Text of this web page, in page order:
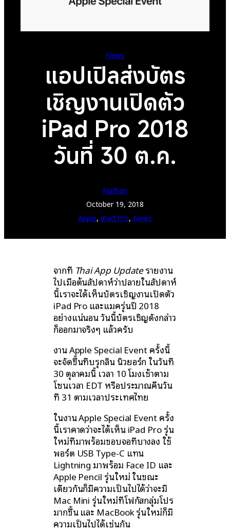
News
แอปเปิลส่งบัตร
เชิญงานเปิดตัว
iPad Pro 2018
วันที่ 30 ต.ค.
Nathan
October 19, 2018
Apple, iPad Pro, News
จากที่ Thai App Updateรายงาน
ไปเมื่อต้นสัปดาห์ว่าปลายในสัปดาห์
นี้เราจะได้เห็นบัตรเชิญงานเปิดตัว
iPad Pro และแมครุ่นปี 2018
อย่างแน่นอน วันนี้บัตรเชิญดังกล่าว
ก็ออกมาจริงๆ แล้วครับ
งาน Apple Special Event ครั้งนี้
จะจัดขึ้นที่บรุกลิน นิวยอร์ก ในวันที่
30 ตุลาคมนี้ เวลา 10 โมงเช้าตาม
โซนเวลา EDT หรือประมาณคืนวัน
ที่ 31 ตามเวลาประเทศไทย
ในงาน Apple Special Event ครั้ง
นี้เราคาดว่าจะได้เห็น iPad Pro รุ่น
ใหม่ที่มาพร้อมขอบจอที่บางลง ใช้
พอร์ต USB Type-C แทน
Lightning มาพร้อม Face ID และ
Apple Pencil รุ่นใหม่ ในขณะ
เดียวกันก็มีความเป็นไปได้ว่าจะมี
Mac Mini รุ่นใหม่ที่โฟกัสกลุ่มโปร
มากขึ้น และ MacBook รุ่นใหม่ก็มี
ความเป็นไปได้เช่นกัน